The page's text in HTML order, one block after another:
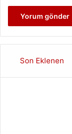
Son Eklenen